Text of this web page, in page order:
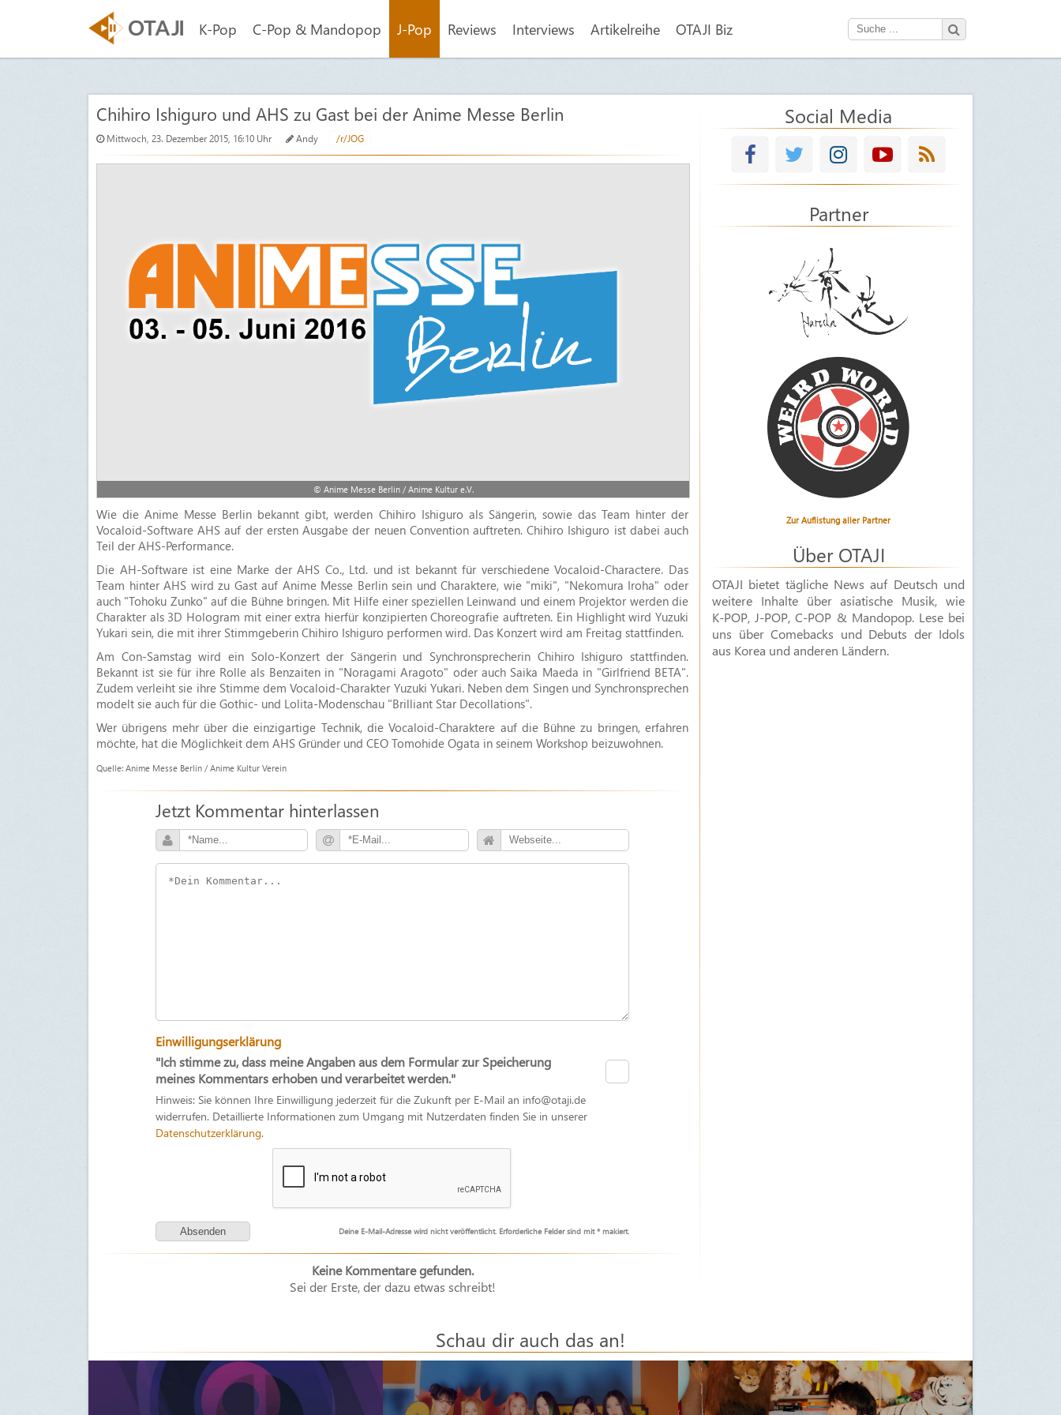
K-Pop C-Pop & Mandopop J-Pop Reviews Interviews Artikelreihe OTAJI Biz
Chihiro Ishiguro und AHS zu Gast bei der Anime Messe Berlin
Mittwoch, 23. Dezember 2015, 16:10 Uhr Andy /r/JOG
© Anime Messe Berlin / Anime Kultur e.V.
Wie die Anime Messe Berlin bekannt gibt, werden Chihiro Ishiguro als Sängerin, sowie das Team hinter der
Vocaloid-Software AHS auf der ersten Ausgabe der neuen Convention auftreten. Chihiro Ishiguro ist dabei auch
Teil der AHS-Performance.
Die AH-Software ist eine Marke der AHS Co., Ltd. und ist bekannt für verschiedene Vocaloid-Charactere. Das
Team hinter AHS wird zu Gast auf Anime Messe Berlin sein und Charaktere, wie "miki", "Nekomura Iroha" oder
auch "Tohoku Zunko" auf die Bühne bringen. Mit Hilfe einer speziellen Leinwand und einem Projektor werden die
Charakter als 3D Hologram mit einer extra hierfür konzipierten Choreografie auftreten. Ein Highlight wird Yuzuki
Yukari sein, die mit ihrer Stimmgeberin Chihiro Ishiguro performen wird. Das Konzert wird am Freitag stattfinden.
Am Con-Samstag wird ein Solo-Konzert der Sängerin und Synchronsprecherin Chihiro Ishiguro stattfinden.
Bekannt ist sie für ihre Rolle als Benzaiten in "Noragami Aragoto" oder auch Saika Maeda in "Girlfriend BETA".
Zudem verleiht sie ihre Stimme dem Vocaloid-Charakter Yuzuki Yukari. Neben dem Singen und Synchronsprechen
modelt sie auch für die Gothic- und Lolita-Modenschau "Brilliant Star Decollations".
Wer übrigens mehr über die einzigartige Technik, die Vocaloid-Charaktere auf die Bühne zu bringen, erfahren
möchte, hat die Möglichkeit dem AHS Gründer und CEO Tomohide Ogata in seinem Workshop beizuwohnen.
Quelle: Anime Messe Berlin / Anime Kultur Verein
Jetzt Kommentar hinterlassen
Einwilligungserklärung
"Ich stimme zu, dass meine Angaben aus dem Formular zur Speicherung
meines Kommentars erhoben und verarbeitet werden."
Hinweis: Sie können Ihre Einwilligung jederzeit für die Zukunft per E-Mail an info@otaji.de
widerrufen. Detaillierte Informationen zum Umgang mit Nutzerdaten finden Sie in unserer
Datenschutzerklärung.
Deine E-Mail-Adresse wird nicht veröffentlicht. Erforderliche Felder sind mit * makiert.
Keine Kommentare gefunden.
Sei der Erste, der dazu etwas schreibt!
Social Media
Partner
Zur Auflistung aller Partner
Über OTAJI
OTAJI bietet tägliche News auf Deutsch und
weitere Inhalte über asiatische Musik, wie
K-POP,J-POP,C-POP & Mandopop. Lese bei
uns über Comebacks und Debuts der Idols
aus Korea und anderen Ländern.
Schau dir auch das an!